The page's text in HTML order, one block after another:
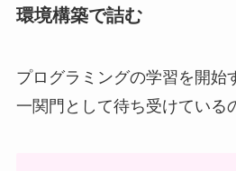
環境構築で詰む
プログラミングの学習を開始
一関門として待ち受けている